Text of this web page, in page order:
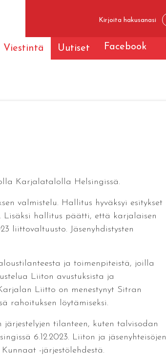
Viestintä Uutiset Facebook
Karjalatalolla Helsingissä.
valmistelu. Hallitus hyväksyi esitykset
Lisäksi hallitus päätti, että karjalaisen
liittovaltuusto. Jäsenyhdistysten
ja toimenpiteistä, joilla
Liiton avustuksista ja
Liitto on menestynyt Sitran
rahoituksen löytämiseksi.
tilanteen, kuten talvisodan
6.12.2023. Liiton ja jäsenyhteisöjen
-järjestölehdestä.